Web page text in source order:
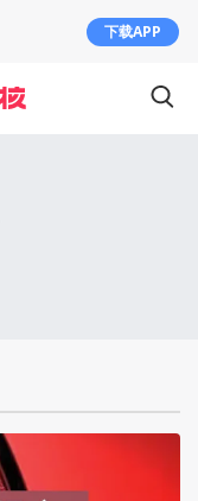
下载APP